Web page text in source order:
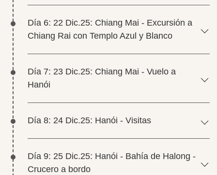
Día 6: 22 Dic.25: Chiang Mai - Excursión a
Chiang Rai con Templo Azul y Blanco
Día 7: 23 Dic.25: Chiang Mai - Vuelo a
Hanói
Día 8: 24 Dic.25: Hanói - Visitas
Día 9: 25 Dic.25: Hanói - Bahía de Halong -
Crucero a bordo